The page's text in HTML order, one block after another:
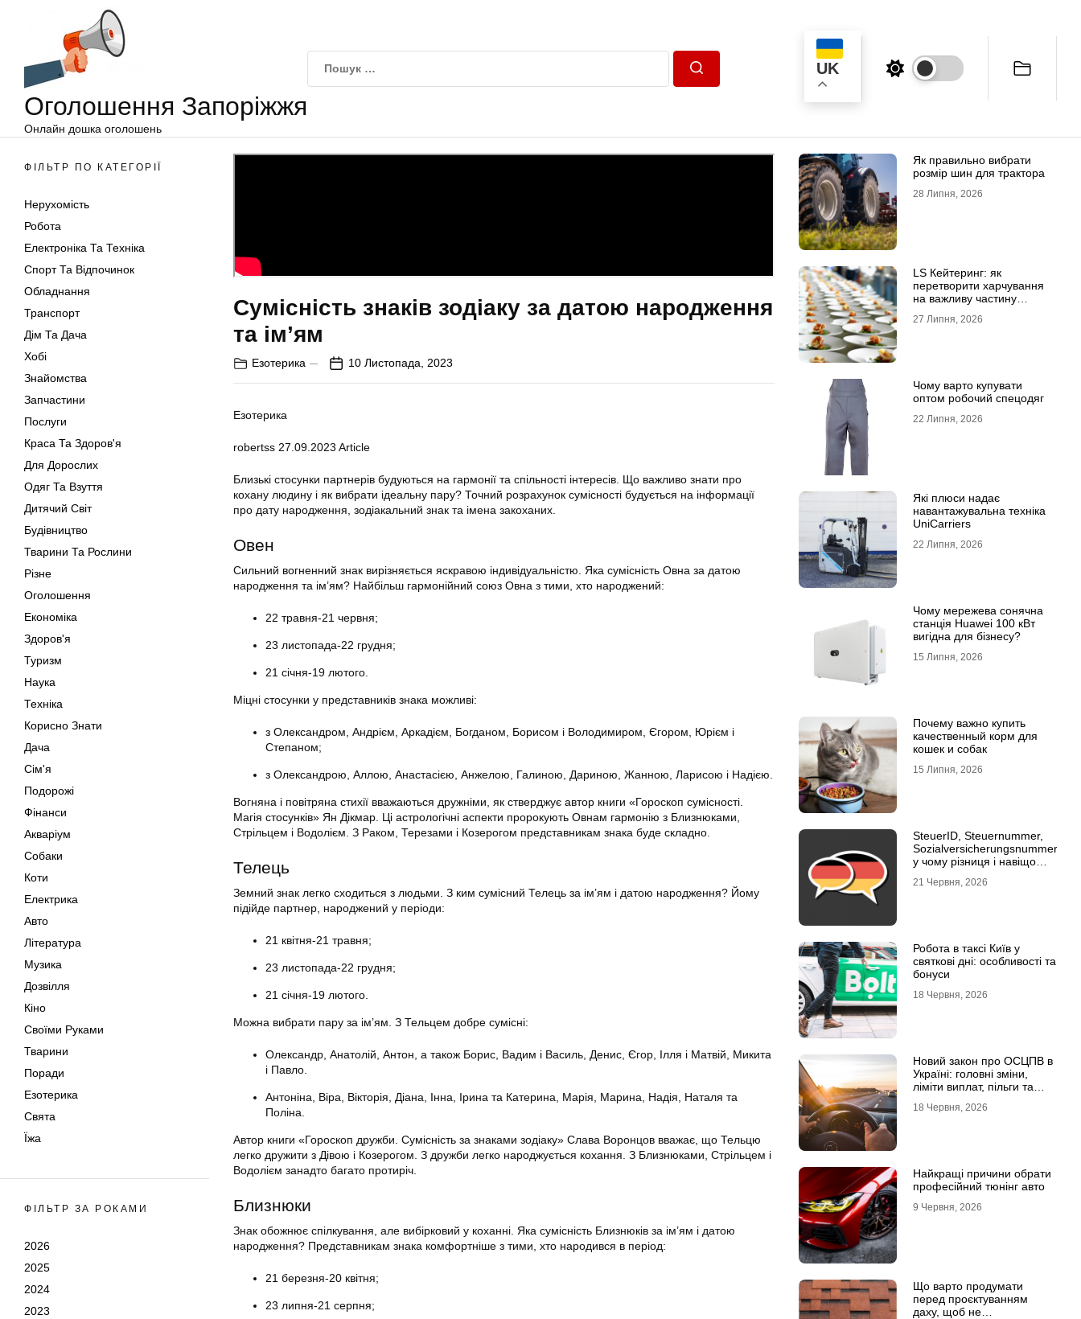
Оголошення Запоріжжя
Онлайн дошка оголошень
UK
ФІЛЬТР ПО КАТЕГОРІЇ
Нерухомість
Робота
Електроніка Та Техніка
Спорт Та Відпочинок
Обладнання
Транспорт
Дім Та Дача
Хобі
Знайомства
Запчастини
Послуги
Краса Та Здоров'я
Для Дорослих
Одяг Та Взуття
Дитячий Світ
Будівництво
Тварини Та Рослини
Різне
Оголошення
Економіка
Здоров'я
Туризм
Наука
Техніка
Корисно Знати
Дача
Сім'я
Подорожі
Фінанси
Акваріум
Собаки
Коти
Електрика
Авто
Література
Музика
Дозвілля
Кіно
Своїми Руками
Тварини
Поради
Езотерика
Свята
Їжа
ФІЛЬТР ЗА РОКАМИ
2026
2025
2024
2023
Сумісність знаків зодіаку за датою народження
та ім’ям
Езотерика 10 Листопада, 2023
Езотерика
robertss 27.09.2023 Article
Близькі стосунки партнерів будуються на гармонії та спільності інтересів. Що важливо знати про
кохану людину і як вибрати ідеальну пару? Точний розрахунок сумісності будується на інформації
про дату народження, зодіакальний знак та імена закоханих.
Овен
Сильний вогненний знак вирізняється яскравою індивідуальністю. Яка сумісність Овна за датою
народження та ім’ям? Найбільш гармонійний союз Овна з тими, хто народжений:
22 травня-21 червня;
23 листопада-22 грудня;
21 січня-19 лютого.
Міцні стосунки у представників знака можливі:
з Олександром, Андрієм, Аркадієм, Богданом, Борисом і Володимиром, Єгором, Юрієм і
Степаном;
з Олександрою, Аллою, Анастасією, Анжелою, Галиною, Дариною, Жанною, Ларисою і Надією.
Вогняна і повітряна стихії вважаються дружніми, як стверджує автор книги «Гороскоп сумісності.
Магія стосунків» Ян Дікмар. Ці астрологічні аспекти пророкують Овнам гармонію з Близнюками,
Стрільцем і Водолієм. З Раком, Терезами і Козерогом представникам знака буде складно.
Телець
Земний знак легко сходиться з людьми. З ким сумісний Телець за ім’ям і датою народження? Йому
підійде партнер, народжений у періоди:
21 квітня-21 травня;
23 листопада-22 грудня;
21 січня-19 лютого.
Можна вибрати пару за ім’ям. З Тельцем добре сумісні:
Олександр, Анатолій, Антон, а також Борис, Вадим і Василь, Денис, Єгор, Ілля і Матвій, Микита
і Павло.
Антоніна, Віра, Вікторія, Діана, Інна, Ірина та Катерина, Марія, Марина, Надія, Наталя та
Поліна.
Автор книги «Гороскоп дружби. Сумісність за знаками зодіаку» Слава Воронцов вважає, що Тельцю
легко дружити з Дівою і Козерогом. З дружби легко народжується кохання. З Близнюками, Стрільцем і
Водолієм занадто багато протиріч.
Близнюки
Знак обожнює спілкування, але вибірковий у коханні. Яка сумісність Близнюків за ім’ям і датою
народження? Представникам знака комфортніше з тими, хто народився в період:
21 березня-20 квітня;
23 липня-21 серпня;
Як правильно вибрати
розмір шин для трактора
28 Липня, 2026
LS Кейтеринг: як
перетворити харчування
на важливу частину
27 Липня, 2026
Чому варто купувати
оптом робочий спецодяг
22 Липня, 2026
Які плюси надає
навантажувальна техніка
UniCarriers
22 Липня, 2026
Чому мережева сонячна
станція Huawei 100 кВт
вигідна для бізнесу?
15 Липня, 2026
Почему важно купить
качественный корм для
кошек и собак
15 Липня, 2026
SteuerID, Steuernummer,
Sozialversicherungsnummer:
у чому різниця і навіщо
21 Червня, 2026
Робота в таксі Київ у
святкові дні: особливості та
бонуси
18 Червня, 2026
Новий закон про ОСЦПВ в
Україні: головні зміни,
ліміти виплат, пільги та
18 Червня, 2026
Найкращі причини обрати
професійний тюнінг авто
9 Червня, 2026
Що варто продумати
перед проєктуванням
даху, щоб не